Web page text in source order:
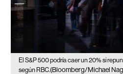
El S&P 500 podría caer un 20% si
según RBC.(Bloomberg/Michael